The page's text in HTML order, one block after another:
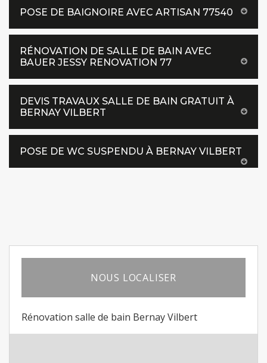
POSE DE BAIGNOIRE AVEC ARTISAN 77540
RÉNOVATION DE SALLE DE BAIN AVEC
BAUER JESSY RENOVATION 77
DEVIS TRAVAUX SALLE DE BAIN GRATUIT À
BERNAY VILBERT
POSE DE WC SUSPENDU À BERNAY VILBERT
NOUS LOCALISER
Rénovation salle de bain Bernay Vilbert